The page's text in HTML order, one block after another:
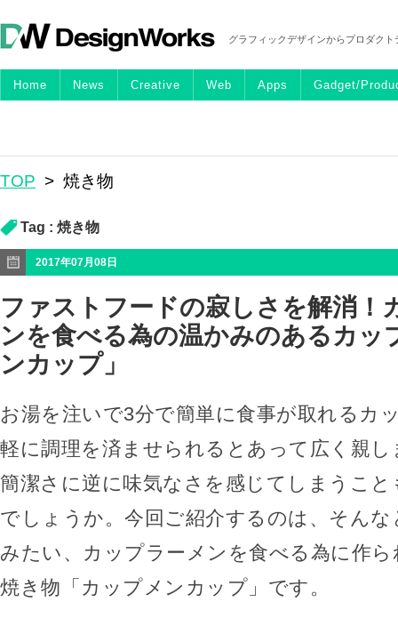
グラフィックデザインからプロダク
Home News Creative Web Apps Gadget/
TOP > 焼き物
Tag : 焼き物
2017年07月08日
ファストフードの寂しさを解消！
ンを食べる為の温かみのあるカッ
ンカップ」
お湯を注いで3分で簡単に食事が取れるカ
軽に調理を済ませられるとあって広く親
簡潔さに逆に味気なさを感じてしまうこ
でしょうか。今回ご紹介するのは、そん
みたい、カップラーメンを食べる為に作
焼き物「カップメンカップ」です。